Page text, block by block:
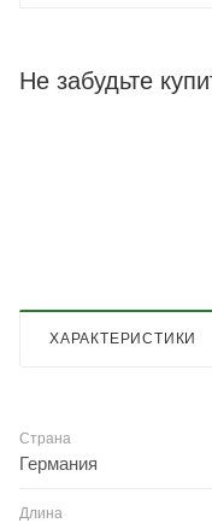
Не забудьте
ХАРАКТЕРИСТИКИ
Страна
Германия
Длина